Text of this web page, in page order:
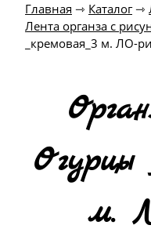
Главная ⇾ Каталог⇾
Лента органза с
_кремовая_3 м. ЛО-
Огурцы
м.